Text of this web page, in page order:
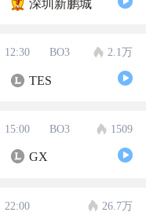
深圳新鹏城
12:30 BO3 2.1万
TES
15:00 BO3 1509
GX
22:00 26.7万